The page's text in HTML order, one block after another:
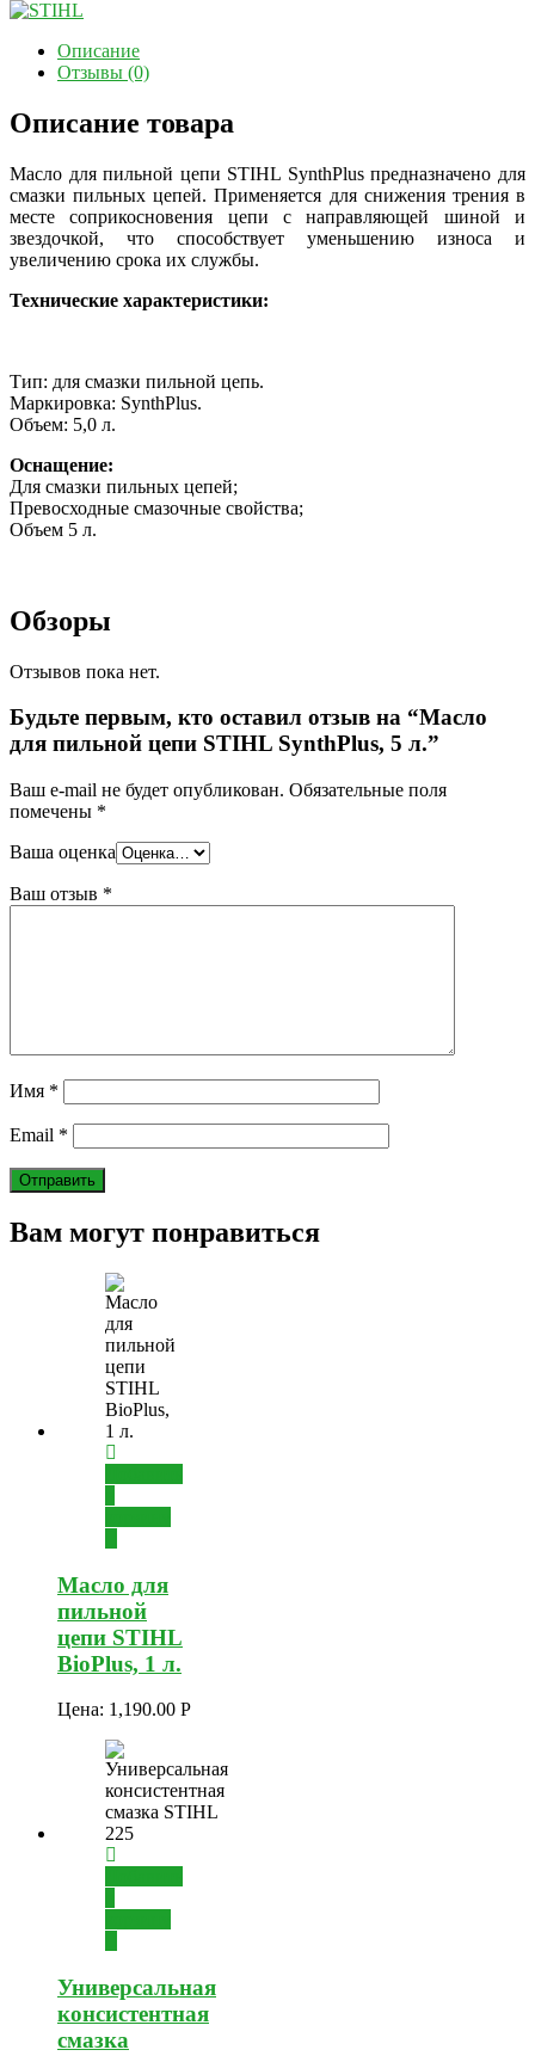
Описание
Отзывы (0)
Описание товара
Масло для пильной цепи STIHL SynthPlus предназначено для
смазки пильных цепей. Применяется для снижения трения в
месте соприкосновения цепи с направляющей шиной и
звездочкой, что способствует уменьшению износа и
увеличению срока их службы.
Технические характеристики:
Тип: для смазки пильной цепь.
Маркировка: SynthPlus.
Объем: 5,0 л.
Оснащение:
Для смазки пильных цепей;
Превосходные смазочные свойства;
Объем 5 л.
Обзоры
Отзывов пока нет.
Будьте первым, кто оставил отзыв на “Масло
для пильной цепи STIHL SynthPlus, 5 л.”
Ваш e-mail не будет опубликован. Обязательные поля
помечены *
Ваша оценка
Ваш отзыв *
Имя *
Email *
Вам могут понравиться
Масло для
пильной
цепи STIHL
BioPlus, 1 л.
Цена: 1,190.00 Р
Универсальная
консистентная
смазка